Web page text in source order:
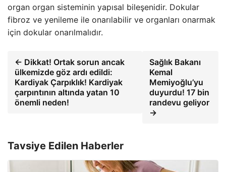
organ organ sisteminin yapısal bileşenidir. Dokular
fibroz ve yenileme ile onarılabilir ve organları onarmak
için dokular onarılmalıdır.
← Dikkat! Ortak sorun ancak
ülkemizde göz ardı edildi:
Kardiyak Çarpıklık! Kardiyak
çarpıntının altında yatan 10
önemli neden!
Sağlık Bakanı
Kemal
Memiyoğlu’yu
duyurdu! 17 bin
randevu geliyor
→
Tavsiye Edilen Haberler